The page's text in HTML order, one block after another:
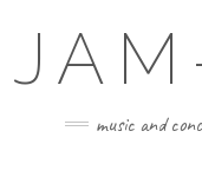
music and